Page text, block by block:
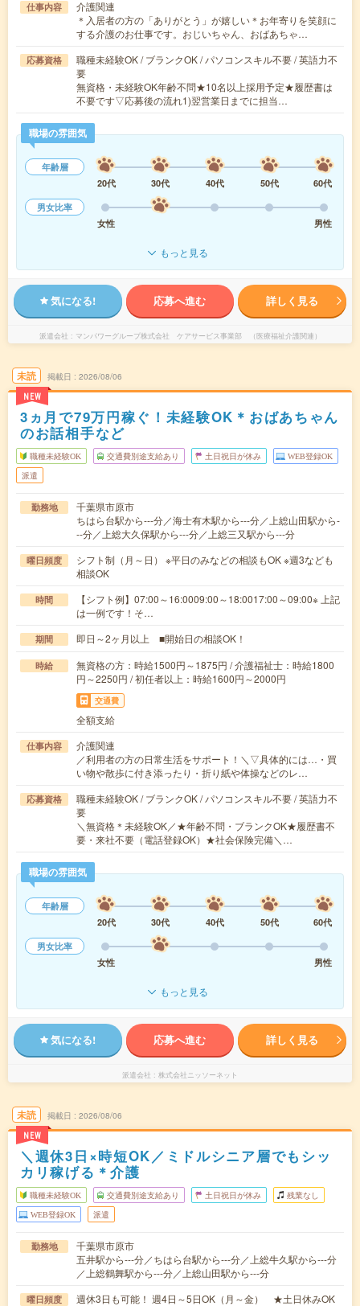
仕事内容
介護関連
＊入居者の方の「ありがとう」が嬉しい＊お年寄りを笑顔に
する介護のお仕事です。おじいちゃん、おばあちゃ…
応募資格
職種未経験OK / ブランクOK / パソコンスキル不要 / 英語力不
要
無資格・未経験OK年齢不問★10名以上採用予定★履歴書は
不要です▽応募後の流れ1)翌営業日までに担当…
職場の雰囲気
年齢層
20代
30代 40代 50代
60代
男女比率
女性
男性
もっと見る
気になる! 応募へ進む 詳しく見る
派遣会社 マンパワーグループ株式会社 ケアサービス事業部 （医療福祉介護関連）
未読
NEW
掲載日 2026/08/06
3ヵ月で79万円稼ぐ！未経験OK＊おばあちゃん
のお話相手など
職種未経験OK 交通費別途支給あり 土日祝日が休み WEB登録OK
派遣
勤務地
千葉県市原市
ちはら台駅から---分／海士有木駅から---分／上総山田駅から-
--分／上総大久保駅から---分／上総三又駅から---分
曜日頻度
シフト制（月～日） ※平日のみなどの相談もOK ※週3なども
相談OK
時間
【シフト例】07:00～16:0009:00～18:0017:00～09:00※ 上記
は一例です！そ…
期間 即日～2ヶ月以上 ■開始日の相談OK！
時給
無資格の方：時給1500円～1875円 / 介護福祉士：時給1800
円～2250円 / 初任者以上：時給1600円～2000円
交通費
全額支給
仕事内容
介護関連
／利用者の方の日常生活をサポート！＼▽具体的には…・買
い物や散歩に付き添ったり・折り紙や体操などのレ…
応募資格
職種未経験OK / ブランクOK / パソコンスキル不要 / 英語力不
要
＼無資格＊未経験OK／★年齢不問・ブランクOK★履歴書不
要・来社不要（電話登録OK）★社会保険完備＼…
職場の雰囲気
年齢層
20代
30代 40代 50代
60代
男女比率
女性
男性
もっと見る
気になる! 応募へ進む 詳しく見る
派遣会社 株式会社ニッソーネット
未読
NEW
掲載日 2026/08/06
＼週休3日×時短OK／ミドルシニア層でもシッ
カリ稼げる＊介護
職種未経験OK 交通費別途支給あり 土日祝日が休み 残業なし
WEB登録OK 派遣
勤務地
千葉県市原市
五井駅から---分／ちはら台駅から---分／上総牛久駅から---分
／上総鶴舞駅から---分／上総山田駅から---分
曜日頻度 週休3日も可能！ 週4日～5日OK（月～金） ★土日休みOK